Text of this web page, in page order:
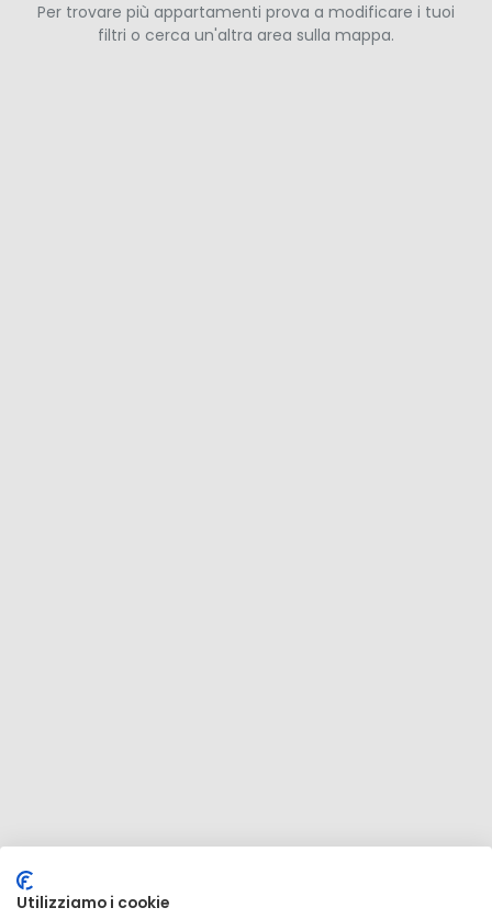
Per trovare più appartamenti prova a modificare i tuoi
filtri o cerca un'altra area sulla mappa.
Utilizziamo i cookie